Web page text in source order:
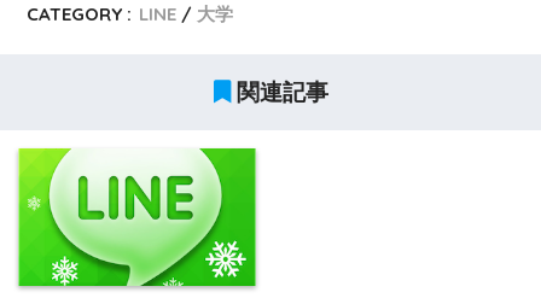
CATEGORY : LINE 大学
関連記事